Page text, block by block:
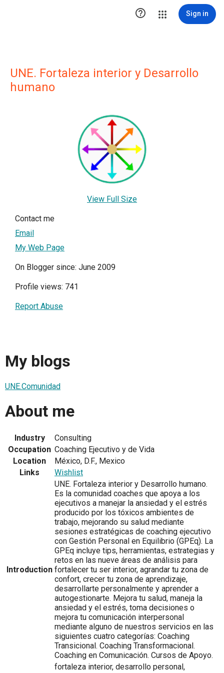
 Sign in
UNE. Fortaleza interior y Desarrollo
humano
View Full Size
Contact me
Email
My Web Page
On Blogger since: June 2009
Profile views: 741
Report Abuse
My blogs
UNE.Comunidad
About me
Industry
Consulting
Occupation Coaching Ejecutivo y de Vida
Location
México, D.F., Mexico
Links
Wishlist
Introduction
UNE. Fortaleza interior y Desarrollo humano.
Es la comunidad coaches que apoya a los
ejecutivos a manejar la ansiedad y el estrés
producido por los tóxicos ambientes de
trabajo, mejorando su salud mediante
sesiones estratégicas de coaching ejecutivo
con Gestión Personal en Equilibrio (GPEq). La
GPEq incluye tips, herramientas, estrategias y
retos en las nueve áreas de análisis para
fortalecer tu ser interior, agrandar tu zona de
confort, crecer tu zona de aprendizaje,
desarrollarte personalmente y aprender a
autogestionarte. Mejora tu salud, maneja la
ansiedad y el estrés, toma decisiones o
mejora tu comunicación interpersonal
mediante alguno de nuestros servicios en las
siguientes cuatro categorías: Coaching
Transicional. Coaching Transformacional.
Coaching en Comunicación. Cursos de Apoyo.
fortaleza interior, desarrollo personal,